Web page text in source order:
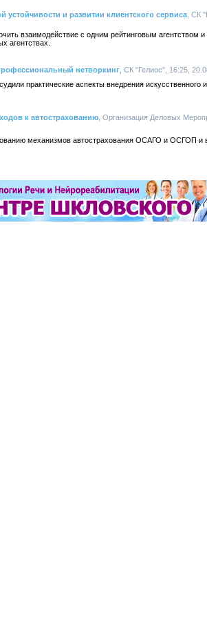
и развитии клиентского сервиса , СК
взаимодействие с одним рейтинговым агентством
агентствах.
нетворкинг , СК "Гелиос", 16:25,
практические аспекты внедрения искусственного
к автострахованию , Организация Деловых
механизмов автострахования ОСАГО и ОСГОП и